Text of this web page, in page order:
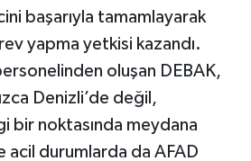
başarıyla tamamlayarak
yapma yetkisi kazandı.
oluşan DEBAK,
Denizli’de değil,
bir noktasında meydana
durumlarda da AFAD